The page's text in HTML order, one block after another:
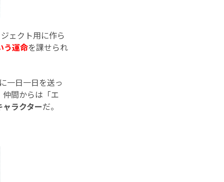
ェクト用に作ら
う運命を課せられ
一日一日を送っ
間からは「エ
ラクターだ。